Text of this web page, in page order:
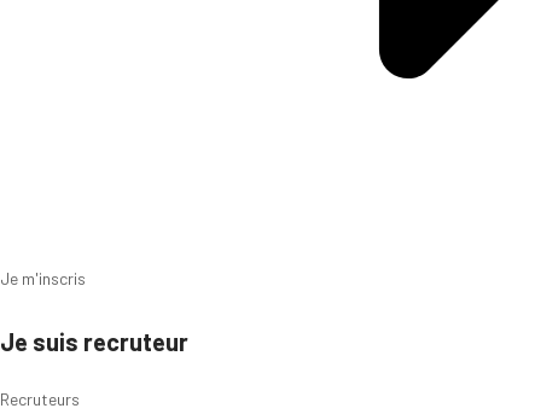
Je m'inscris
Je suis recruteur
Recruteurs